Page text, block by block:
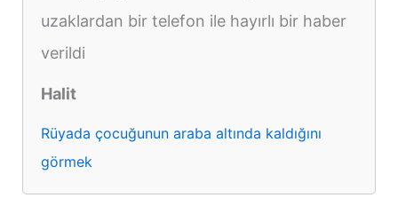
uzaklardan bir telefon ile hayırlı bir haber
verildi
Halit
Rüyada çocuğunun araba altında kaldığını
görmek